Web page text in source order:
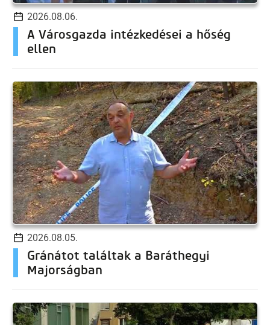
2026.08.06.
A Városgazda intézkedései a hőség
ellen
2026.08.05.
Gránátot találtak a Baráthegyi
Majorságban